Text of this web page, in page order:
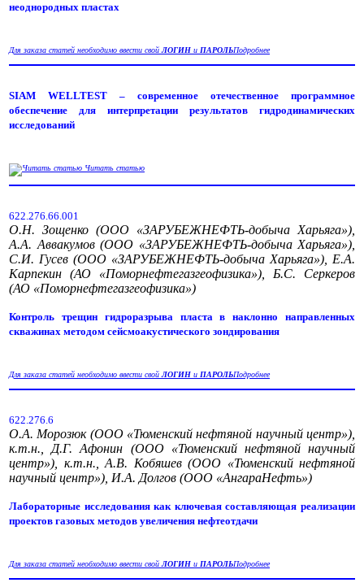
неоднородных пластах
Для заказа статей необходимо ввести свойЛОГИН и ПАРОЛЬПодробнее
SIAM WELLTEST – современное отечественное программное
обеспечение для интерпретации результатов гидродинамических
исследований
Читать статью
622.276.66.001
О.Н. Зощенко (ООО «ЗАРУБЕЖНЕФТЬ-добыча Харьяга»),
А.А. Аввакумов (ООО «ЗАРУБЕЖНЕФТЬ-добыча Харьяга»),
С.И. Гусев (ООО «ЗАРУБЕЖНЕФТЬ-добыча Харьяга»), Е.А.
Карпекин (АО «Поморнефтегазгеофизика»), Б.С. Серкеров
(АО «Поморнефтегазгеофизика»)
Контроль трещин гидроразрыва пласта в наклонно направленных
скважинах методом сейсмоакустического зондирования
Для заказа статей необходимо ввести свойЛОГИН и ПАРОЛЬПодробнее
622.276.6
О.А. Морозюк (ООО «Тюменский нефтяной научный центр»),
к.т.н., Д.Г. Афонин (ООО «Тюменский нефтяной научный
центр»), к.т.н., А.В. Кобяшев (ООО «Тюменский нефтяной
научный центр»), И.А. Долгов (ООО «АнгараНефть»)
Лабораторные исследования как ключевая составляющая реализации
проектов газовых методов увеличения нефтеотдачи
Для заказа статей необходимо ввести свойЛОГИН и ПАРОЛЬПодробнее